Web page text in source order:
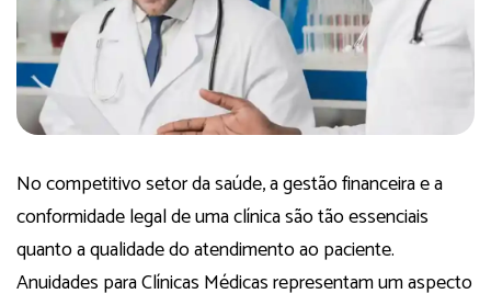
No competitivo setor da saúde, a gestão financeira e a
conformidade legal de uma clínica são tão essenciais
quanto a qualidade do atendimento ao paciente.
Anuidades para Clínicas Médicas representam um aspecto